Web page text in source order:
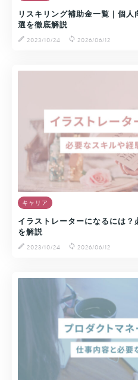
リスキリング補助金一覧｜個
選を徹底解説
2023/10/24
2026/06/12
キャリア
イラストレーターになるには
を解説
2023/10/24
2026/06/12